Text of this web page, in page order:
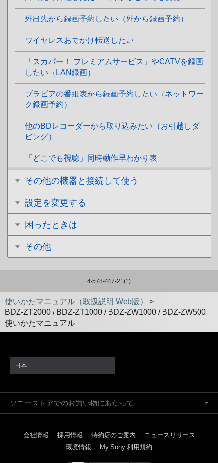
外出先から録画予約したい（外から録画予約）
ワイヤレスおでかけ転送したい
「スカパー！ プレミアムサービス」やCATVを録画
したい（LAN録画）
ブラビアの番組表から録画予約したい（ネットワー
ク録画予約）
他のBDレコーダーから取り込みたい（お引越しダ
ビング）
「どこでも視聴」同時動作早わかり表
その他の機器と接続して使う
設定を変更する
困ったときは
その他
4-578-447-21(1)
使いかたマニュアル（取扱説明 Web版）
>
BDZ-ZT2000 / BDZ-ZT1000 / BDZ-ZW1000 / BDZ-ZW500
使いかたマニュアル
日本
ソニーストアでのお買い物にあたって
会社情報 採用情報 特約店のご案内
ニュースリリース
環境情報
My Sony 利用規約